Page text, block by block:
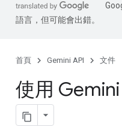
語言，但可能會出錯。
首頁 Gemini API 文件
使用